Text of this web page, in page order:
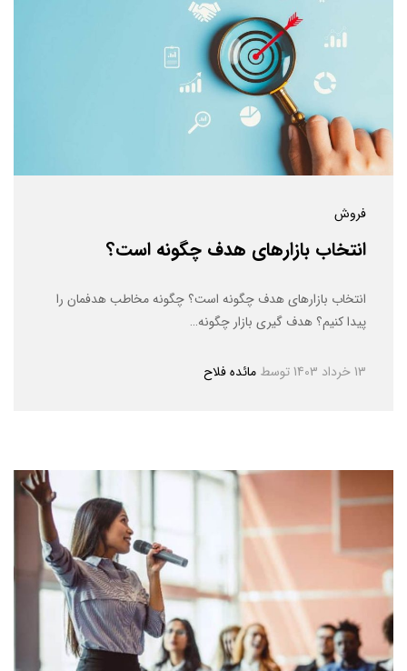
فروش
انتخاب بازارهای هدف چگونه است؟
انتخاب بازارهای هدف چگونه است؟ چگونه مخاطب هدفمان را
پیدا کنیم؟ هدف گیری بازار چگونه…
13 خرداد 1403 توسط مائده فلاح